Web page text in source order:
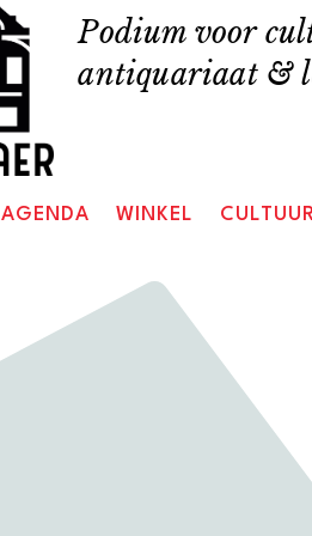
Podium voor
antiquariaat &
AGENDA WINKEL